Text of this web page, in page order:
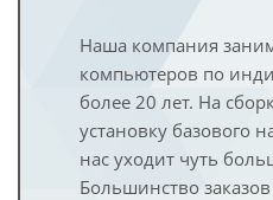
Наша компания
компьютеров по
более 20 лет. На
установку базового
нас уходит чуть
Большинство